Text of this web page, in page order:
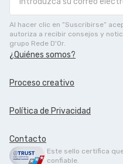
Al hacer clic en ”Suscribirse”
autoriza a recibir consejos y
grupo Rede D'Or.
¿Quiénes somos?
Proceso creativo
Política de Privacidad
Contacto
Este sello certifica
confiable.